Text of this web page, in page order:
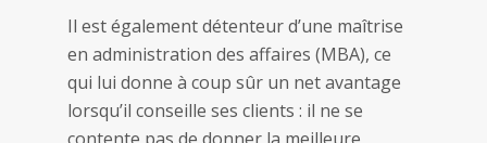
Il est également détenteur d’une maîtrise
en administration des affaires (MBA), ce
qui lui donne à coup sûr un net avantage
lorsqu’il conseille ses clients : il ne se